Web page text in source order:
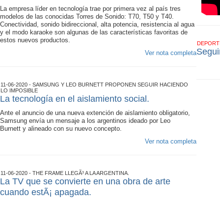
La empresa líder en tecnología trae por primera vez al país tres
modelos de las conocidas Torres de Sonido: T70, T50 y T40.
Conectividad, sonido bidireccional, alta potencia, resistencia al agua
y el modo karaoke son algunas de las características favoritas de
estos nuevos productos.
Ver nota completa
11-06-2020 - SAMSUNG Y LEO BURNETT PROPONEN SEGUIR HACIENDO
LO IMPOSIBLE
La tecnología en el aislamiento social.
Ante el anuncio de una nueva extención de aislamiento obligatorio,
Samsung envía un mensaje a los argentinos ideado por Leo
Burnett y alineado con su nuevo concepto.
Ver nota completa
11-06-2020 - THE FRAME LLEGÃ³ A LA ARGENTINA.
La TV que se convierte en una obra de arte
cuando estÃ¡ apagada.